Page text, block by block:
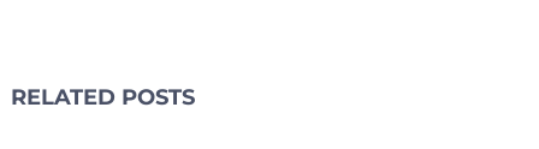
RELATED POSTS